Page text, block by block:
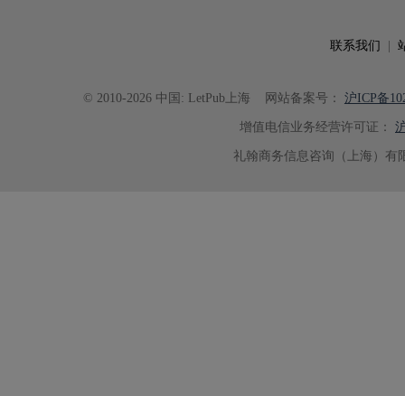
联系我们
© 2010-2026 中国: LetPub上海 网站备案号： 沪ICP备
增值电信业务经营许可证：
礼翰商务信息咨询（上海）